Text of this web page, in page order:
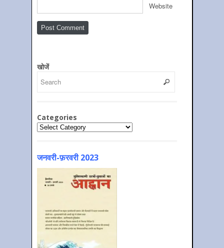
Website
खोजें
Categories
Categories
जनवरी-फ़रवरी 2023